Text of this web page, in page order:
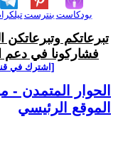
بنترست بودكاست
تبرعاتكم وتبرعاتكن
فشاركونا في دعم
[اشترك في
الحوار المتمدن -
الموقع الرئيسي